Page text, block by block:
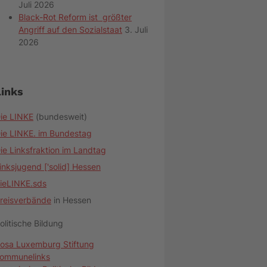
Juli 2026
Black-Rot Reform ist größter
Angriff auf den Sozialstaat 3. Juli
2026
LINKE (bundesweit)
LINKE. im Bundestag
Linksfraktion im Landtag
['solid] Hessen
in Hessen
Bildung
Luxemburg Stiftung